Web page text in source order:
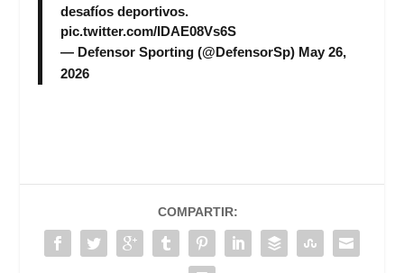
desafíos deportivos.
pic.twitter.com/IDAE08Vs6S
— Defensor Sporting (@DefensorSp) May 26,
2026
COMPARTIR: